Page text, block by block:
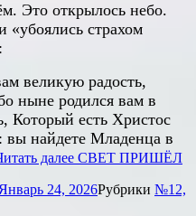
Это открылось небо.
страхом
великую радость,
ныне родился вам в
Который есть Христос
вы найдете Младенца в
далее СВЕТ ПРИШЁЛ
Январь 24, 2026Рубрики №12,